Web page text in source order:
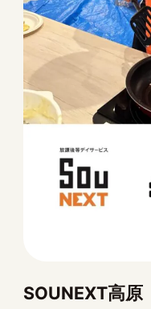
SOUNEXT高